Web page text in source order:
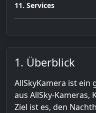
11. Services
1. Überblick
AllSkyKamera ist ein
aus AllSky-Kameras,
Ziel ist es, den